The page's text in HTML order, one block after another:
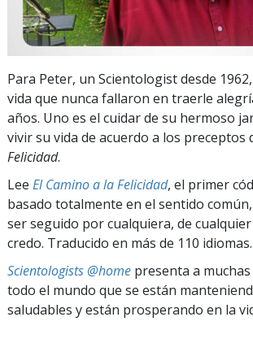
Para Peter, un Scientologist desde
vida que nunca fallaron en traerle
años. Uno es el cuidar de su hermoso
vivir su vida de acuerdo a los preceptos
Felicidad.
Lee El Camino a la Felicidad, el primer
basado totalmente en el sentido
ser seguido por cualquiera, de
credo. Traducido en más de 110 idiomas.
Scientologists @home presenta a
todo el mundo que se están
saludables y están prosperando en la